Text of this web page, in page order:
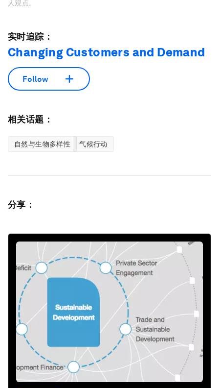
人观点。
实时追踪：
Changing Customers and Demand
Follow
相关话题：
自然与生物多样性 气候行动
分享：